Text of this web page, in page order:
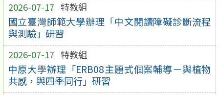
2026-07-17 特教組
國立臺灣師範大學辦理「中文閱讀障礙診斷流程
與測驗」研習
2026-07-17 特教組
中原大學辦理「ERB08主題式個案輔導－與植物
共感，與四季同行」研習